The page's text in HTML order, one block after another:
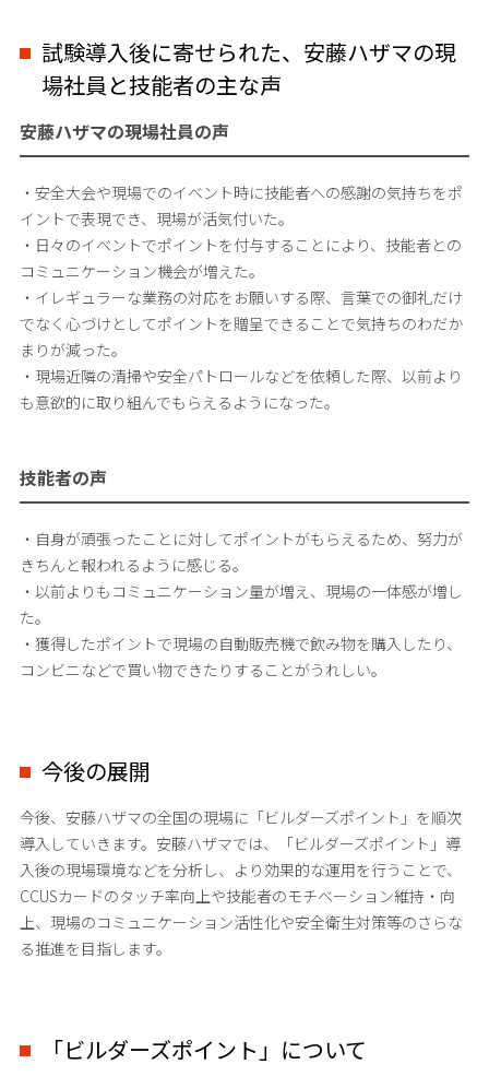
試験導入後に寄せられた、安藤ハザマの現
場社員と技能者の主な声
安藤ハザマの現場社員の声
・安全大会や現場でのイベント時に技能者への感謝の気持ちをポ
イントで表現でき、現場が活気付いた。
・日々のイベントでポイントを付与することにより、技能者との
コミュニケーション機会が増えた。
・イレギュラーな業務の対応をお願いする際、言葉での御礼だけ
でなく心づけとしてポイントを贈呈できることで気持ちのわだか
まりが減った。
・現場近隣の清掃や安全パトロールなどを依頼した際、以前より
も意欲的に取り組んでもらえるようになった。
技能者の声
・自身が頑張ったことに対してポイントがもらえるため、努力が
きちんと報われるように感じる。
・以前よりもコミュニケーション量が増え、現場の一体感が増し
た。
・獲得したポイントで現場の自動販売機で飲み物を購入したり、
コンビニなどで買い物できたりすることがうれしい。
今後の展開
今後、安藤ハザマの全国の現場に「ビルダーズポイント」を順次
導入していきます。安藤ハザマでは、「ビルダーズポイント」導
入後の現場環境などを分析し、より効果的な運用を行うことで、
CCUSカードのタッチ率向上や技能者のモチベーション維持・向
上、現場のコミュニケーション活性化や安全衛生対策等のさらな
る推進を目指します。
「ビルダーズポイント」について